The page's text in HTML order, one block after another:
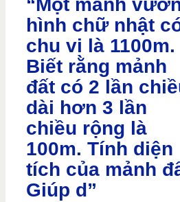
“Một mảnh
hình chữ nhật
chu vi là 1100m.
Biết rằng mảnh
đất có 2 lần
dài hơn 3 lần
chiều rộng là
100m. Tính diện
tích của mảnh
Giúp d”